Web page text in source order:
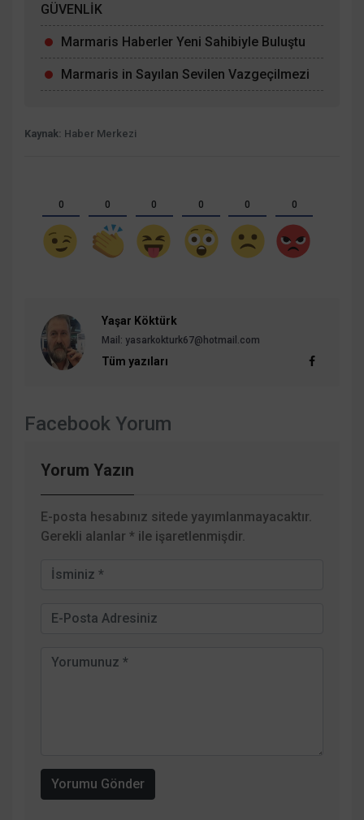
GÜVENLİK
Marmaris Haberler Yeni Sahibiyle Buluştu
Marmaris in Sayılan Sevilen Vazgeçilmezi
Kaynak: Haber Merkezi
0 0 0 0 0 0
Yaşar Köktürk
Mail: yasarkokturk67@hotmail.com
Tüm yazıları
Facebook Yorum
Yorum Yazın
E-posta hesabınız sitede yayımlanmayacaktır.
Gerekli alanlar * ile işaretlenmişdir.
Yorumu Gönder